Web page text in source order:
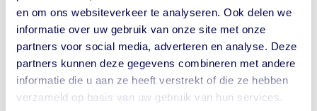
en om ons websiteverkeer te analyseren. Ook delen we
informatie over uw gebruik van onze site met onze
partners voor social media, adverteren en analyse. Deze
partners kunnen deze gegevens combineren met andere
informatie die u aan ze heeft verstrekt of die ze hebben
verzameld op basis van uw gebruik van hun services.
Terrorisme
Criminaliteit
Natuurgeweld